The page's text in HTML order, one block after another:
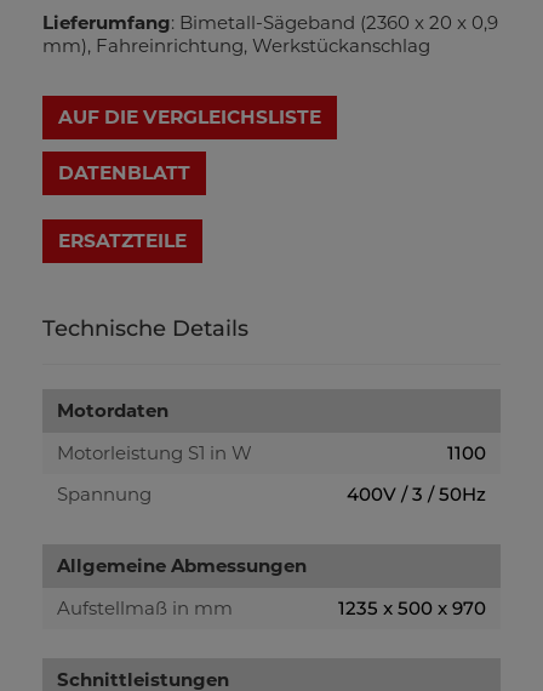
Lieferumfang: Bimetall-Sägeband (2360 x 20 x 0,9
mm), Fahreinrichtung, Werkstückanschlag
AUF DIE VERGLEICHSLISTE
DATENBLATT
Technische Details
Motordaten
Motorleistung S1 in W
1100
Spannung
400V / 3 / 50Hz
Allgemeine Abmessungen
Aufstellmaß in mm
1235 x 500 x 970
Schnittleistungen